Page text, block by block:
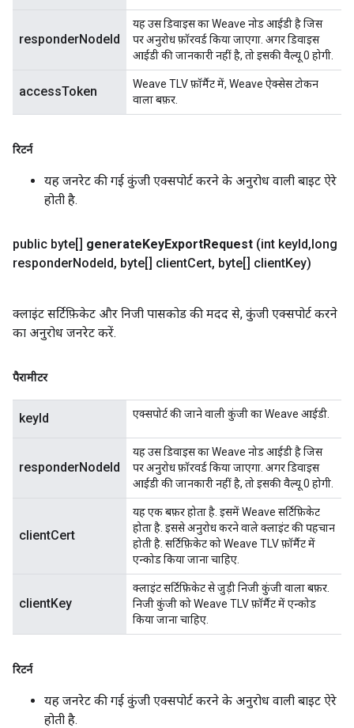
responderNodeId
यह उस डिवाइस का Weave नोड आईडी है जिस
पर अनुरोध फ़ॉरवर्ड किया जाएगा. अगर डिवाइस
आईडी की जानकारी नहीं है, तो इसकी वैल्यू 0 होगी.
accessToken
Weave TLV फ़ॉर्मैट में, Weave ऐक्सेस टोकन
वाला बफ़र.
रिटर्न
यह जनरेट की गई कुंजी एक्सपोर्ट करने के अनुरोध वाली बाइट ऐरे
होती है.
public byte[] generateKeyExportRequest (int keyId,long
responderNodeId, byte[] clientCert, byte[] clientKey)
क्लाइंट सर्टिफ़िकेट और निजी पासकोड की मदद से, कुंजी एक्सपोर्ट करने
का अनुरोध जनरेट करें.
पैरामीटर
keyId एक्सपोर्ट की जाने वाली कुंजी का Weave आईडी.
responderNodeId
यह उस डिवाइस का Weave नोड आईडी है जिस
पर अनुरोध फ़ॉरवर्ड किया जाएगा. अगर डिवाइस
आईडी की जानकारी नहीं है, तो इसकी वैल्यू 0 होगी.
clientCert
यह एक बफ़र होता है. इसमें Weave सर्टिफ़िकेट
होता है. इससे अनुरोध करने वाले क्लाइंट की पहचान
होती है. सर्टिफ़िकेट को Weave TLV फ़ॉर्मैट में
एन्कोड किया जाना चाहिए.
clientKey
क्लाइंट सर्टिफ़िकेट से जुड़ी निजी कुंजी वाला बफ़र.
निजी कुंजी को Weave TLV फ़ॉर्मैट में एन्कोड
किया जाना चाहिए.
रिटर्न
यह जनरेट की गई कुंजी एक्सपोर्ट करने के अनुरोध वाली बाइट ऐरे
होती है.